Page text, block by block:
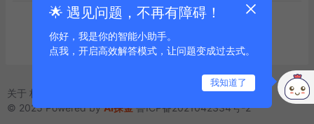
到底啦
关于 标签
© 2025 Powered byAI探金 鲁ICP备2021042334号-2
🌟 遇见问题，不再有障碍！
你好，我是你的智能小助手。
点我，开启高效解答模式，让问题变成过去式。
我知道了